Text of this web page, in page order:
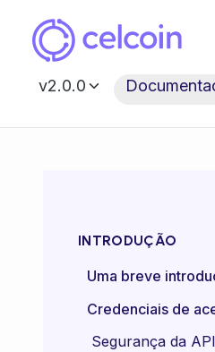
v2.0.0
INTRODUÇÃO
Uma breve
Credenciais de
Segurança da API